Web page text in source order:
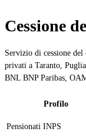
Cessione
Servizio di cessione
privati a Taranto,
BNL BNP Paribas,
Profilo
Pensionati INPS